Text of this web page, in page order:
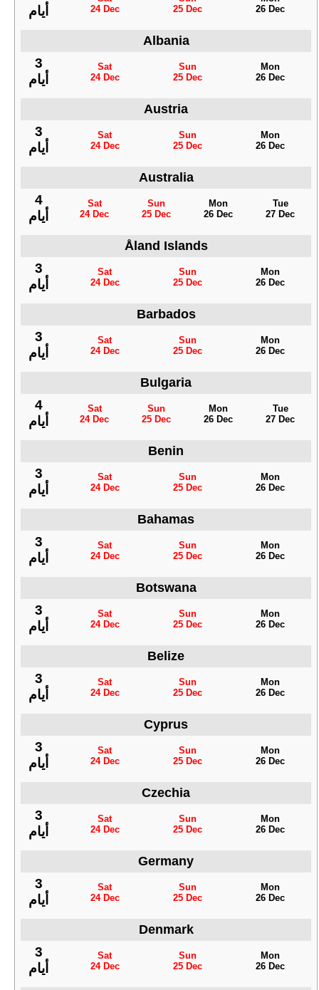
أيام
24 Dec
25 Dec
26 Dec
Albania
3
أيام
Sat
24 Dec
Sun
25 Dec
Mon
26 Dec
Austria
3
أيام
Sat
24 Dec
Sun
25 Dec
Mon
26 Dec
Australia
4
أيام
Sat
24 Dec
Sun
25 Dec
Mon
26 Dec
Tue
27 Dec
Åland Islands
3
أيام
Sat
24 Dec
Sun
25 Dec
Mon
26 Dec
Barbados
3
أيام
Sat
24 Dec
Sun
25 Dec
Mon
26 Dec
Bulgaria
4
أيام
Sat
24 Dec
Sun
25 Dec
Mon
26 Dec
Tue
27 Dec
Benin
3
أيام
Sat
24 Dec
Sun
25 Dec
Mon
26 Dec
Bahamas
3
أيام
Sat
24 Dec
Sun
25 Dec
Mon
26 Dec
Botswana
3
أيام
Sat
24 Dec
Sun
25 Dec
Mon
26 Dec
Belize
3
أيام
Sat
24 Dec
Sun
25 Dec
Mon
26 Dec
Cyprus
3
أيام
Sat
24 Dec
Sun
25 Dec
Mon
26 Dec
Czechia
3
أيام
Sat
24 Dec
Sun
25 Dec
Mon
26 Dec
Germany
3
أيام
Sat
24 Dec
Sun
25 Dec
Mon
26 Dec
Denmark
3
أيام
Sat
24 Dec
Sun
25 Dec
Mon
26 Dec